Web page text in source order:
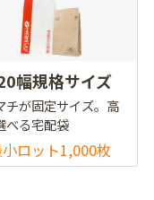
幅規格サイズ
チが固定サイズ。高
べる宅配袋
ロット1,000枚